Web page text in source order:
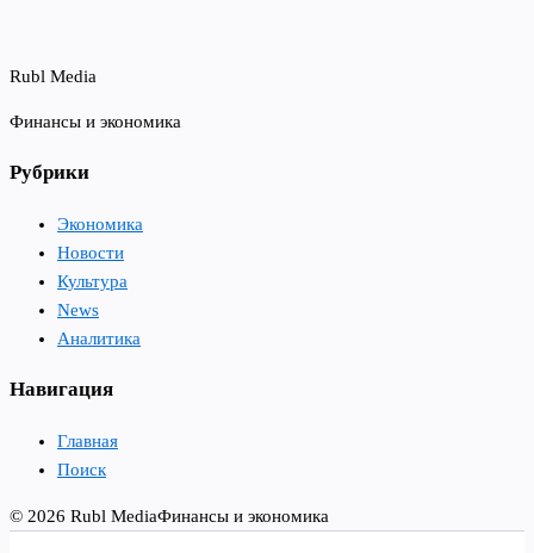
Rubl Media
Финансы и экономика
Рубрики
Экономика
Новости
Культура
News
Аналитика
Навигация
Главная
Поиск
© 2026 Rubl MediaФинансы и экономика